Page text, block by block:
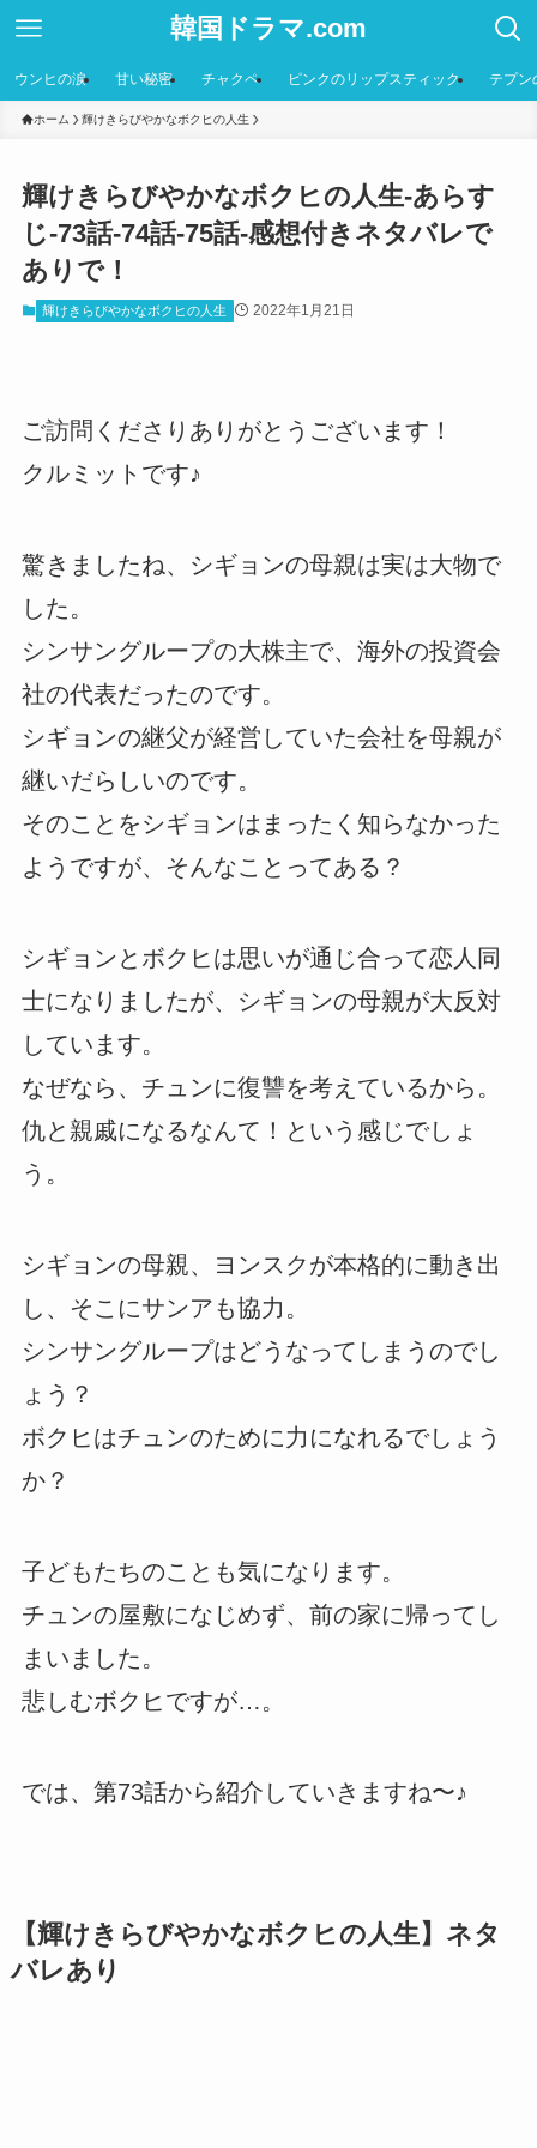
韓国ドラマ.com
ウンヒの涙 甘い秘密 チャクペ ピンクのリップスティック テプン
ホーム 輝けきらびやかなボクヒの人生
輝けきらびやかなボクヒの人生-あらす
じ-73話-74話-75話-感想付きネタバレで
ありで！
輝けきらびやかなボクヒの人生 2022年1月21日
ご訪問くださりありがとうございます！
クルミットです♪
驚きましたね、シギョンの母親は実は大物で
した。
シンサングループの大株主で、海外の投資会
社の代表だったのです。
シギョンの継父が経営していた会社を母親が
継いだらしいのです。
そのことをシギョンはまったく知らなかった
ようですが、そんなことってある？
シギョンとボクヒは思いが通じ合って恋人同
士になりましたが、シギョンの母親が大反対
しています。
なぜなら、チュンに復讐を考えているから。
仇と親戚になるなんて！という感じでしょ
う。
シギョンの母親、ヨンスクが本格的に動き出
し、そこにサンアも協力。
シンサングループはどうなってしまうのでし
ょう？
ボクヒはチュンのために力になれるでしょう
か？
子どもたちのことも気になります。
チュンの屋敷になじめず、前の家に帰ってし
まいました。
悲しむボクヒですが…。
では、第73話から紹介していきますね〜♪
【輝けきらびやかなボクヒの人生】ネタ
バレあり